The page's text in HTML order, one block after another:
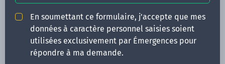
En soumettant ce formulaire, j'accepte que mes
données à caractère personnel saisies soient
utilisées exclusivement par Émergences pour
répondre à ma demande.
INFOS PRATIQUES
Qui sommes-nous ?
CONTACT